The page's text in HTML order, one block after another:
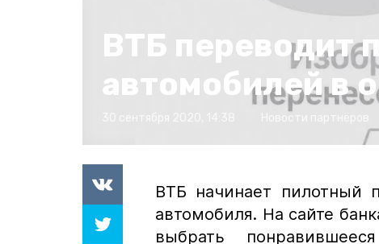
ВТБ переводит
автомобилей в
Новости партнёров
ВТБ начинает пилотный
автомобиля. На сайте
выбрать